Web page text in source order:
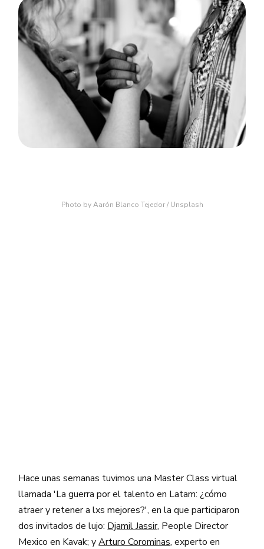
Photo byAarón Blanco Tejedor/Unsplash
Hace unas semanas tuvimos una Master Class virtual
llamada 'La guerra por el talento en Latam: ¿cómo
atraer y retener a lxs mejores?', en la que participaron
dos invitados de lujo: Djamil Jassir, People Director
Mexico en Kavak; yArturo Corominas, experto en